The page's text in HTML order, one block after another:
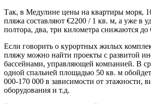
Так, в Медулине цены на квартиры моря,
пляжа составляют €2200 / 1 кв. м, а уже в
полтора, два, три километра снижаются до
Если говорить о курортных жилых
пляжу можно найти проекты с развитой
бассейнами, управляющей компанией. В
одной спальней площадью 50 кв. м
000-170 000 в зависимости от этажности,
оборудования и т.д.